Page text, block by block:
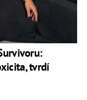
tvrdí